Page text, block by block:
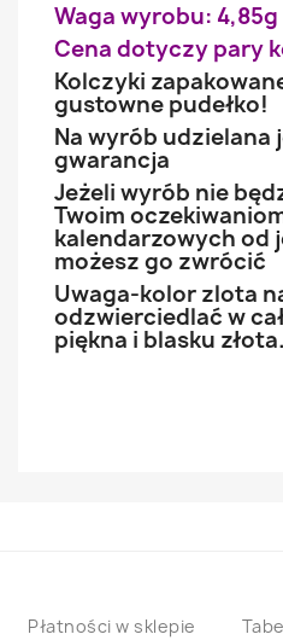
Waga wyrobu:
Cena dotyczy pary
Kolczyki
gustowne pudełko!
Na wyrób udzielana
gwarancja
Jeżeli wyrób nie
Twoim
kalendarzowych od
możesz go zwrócić
Uwaga-kolor zlota
odzwierciedlać w
piękna i blasku złota.
Płatności w sklepie